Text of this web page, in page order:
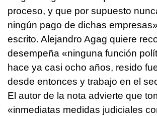
proceso, y que por supuesto
ningún pago de dichas
escrito. Alejandro Agag quiere
desempeña «ninguna función
hace ya casi ocho años, resido
desde entonces y trabajo en el
El autor de la nota advierte que
«inmediatas medidas judiciales